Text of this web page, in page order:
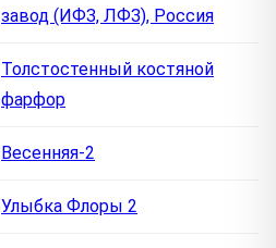
завод (ИФЗ, ЛФЗ), Россия
Толстостенный костяной
фарфор
Весенняя-2
Улыбка Флоры 2